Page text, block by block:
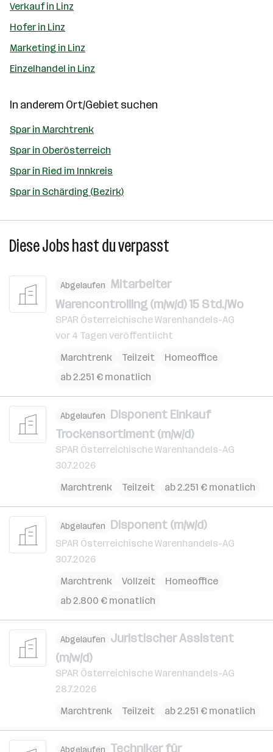
Verkauf in Linz
Hofer in Linz
Marketing in Linz
Einzelhandel in Linz
In anderem Ort/Gebiet suchen
Spar in Marchtrenk
Spar in Oberösterreich
Spar in Ried im Innkreis
Spar in Schärding (Bezirk)
Diese Jobs hast du verpasst
Abgelaufen Mitarbeiter
Warencontrolling (m/w/d) 15 Std./Wo
SPAR Österreichische Warenhandels-AG
vor 4 Tagen veröffentlicht
Marchtrenk
Teilzeit
Homeoffice
ab 2.251 € monatlich
Abgelaufen Disponent Einkauf
Trockensortiment (m/w/d)
SPAR Österreichische Warenhandels-AG
30.7.2026
Marchtrenk
Teilzeit ab 2.251 € monatlich
Abgelaufen Disponent (m/w/d)
SPAR Österreichische Warenhandels-AG
30.7.2026
Marchtrenk
Vollzeit
Homeoffice
ab 2.800 € monatlich
Abgelaufen Juristischer Assistent
(m/w/d)
SPAR Österreichische Warenhandels-AG
28.7.2026
Marchtrenk
Teilzeit ab 2.251 € monatlich
Abgelaufen Techniker für